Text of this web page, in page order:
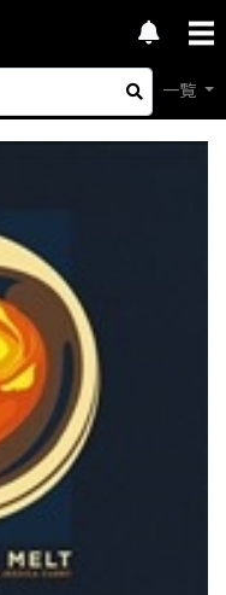
一覧